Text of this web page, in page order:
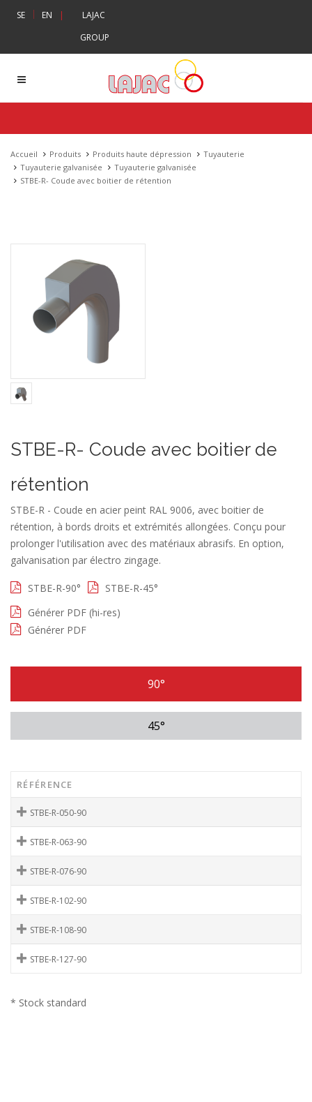
SE | EN |
LAJAC
GROUP
Accueil Produits Produits haute dépression
Tuyauterie
Tuyauterie galvanisée
Tuyauterie galvanisée
STBE-R- Coude avec boitier de rétention
STBE-R- Coude avec boitier de
rétention
STBE-R - Coude en acier peint RAL 9006, avec boitier de
rétention, à bords droits et extrémités allongées. Conçu pour
prolonger l'utilisation avec des matériaux abrasifs. En option,
galvanisation par électro zingage.
STBE-R-90°
STBE-R-45°
Générer PDF (hi-res)
Générer PDF
90°
45°
RÉFÉRENCE
STBE-R-050-90
STBE-R-063-90
STBE-R-076-90
STBE-R-102-90
STBE-R-108-90
STBE-R-127-90
* Stock standard